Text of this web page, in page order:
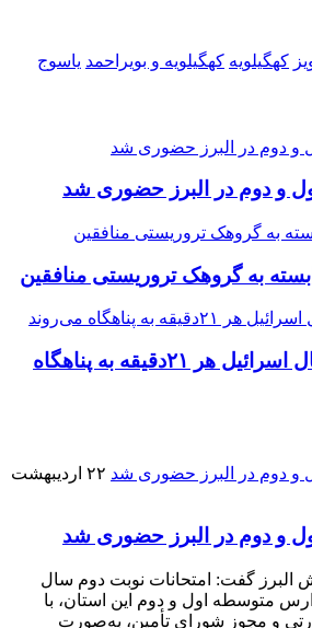
کهگیلویه کهگیلویه و بویراحمد یاسوج
و دوم در البرز حضوری شد
لیبرمن: ساکنان شمال اسرائیل هر ۲۱دقیقه به پناهگاه
۲۲ اردیبهشت
و دوم در البرز حضوری شد
گفت: امتحانات نوبت دوم سال
۱۴۰۴-۱۴۰۵ مدارس متوسطه اول و دوم این استان، با
و مجوز شورای تأمین، به‌صورت